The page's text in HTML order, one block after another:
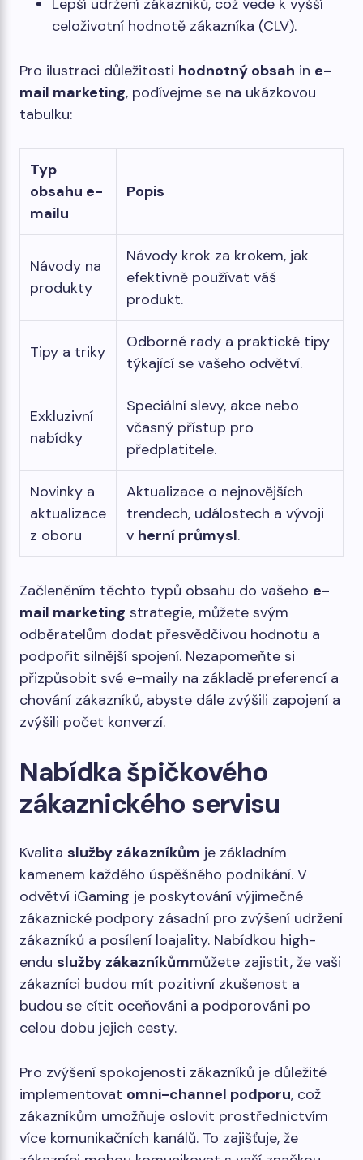
Lepší udržení zákazníků, což vede k vyšší
celoživotní hodnotě zákazníka (CLV).
Pro ilustraci důležitosti hodnotný obsah in e-
mail marketing, podívejme se na ukázkovou
tabulku:
Typ
obsahu e-
mailu
Popis
Návody na
produkty
Návody krok za krokem, jak
efektivně používat váš
produkt.
Tipy a triky
Odborné rady a praktické tipy
týkající se vašeho odvětví.
Exkluzivní
nabídky
Speciální slevy, akce nebo
včasný přístup pro
předplatitele.
Novinky a
aktualizace
z oboru
Aktualizace o nejnovějších
trendech, událostech a vývoji
v herní průmysl.
Začleněním těchto typů obsahu do vašeho e-
mail marketing strategie, můžete svým
odběratelům dodat přesvědčivou hodnotu a
podpořit silnější spojení. Nezapomeňte si
přizpůsobit své e-maily na základě preferencí a
chování zákazníků, abyste dále zvýšili zapojení a
zvýšili počet konverzí.
Nabídka špičkového
zákaznického servisu
Kvalita služby zákazníkům je základním
kamenem každého úspěšného podnikání. V
odvětví iGaming je poskytování výjimečné
zákaznické podpory zásadní pro zvýšení udržení
zákazníků a posílení loajality. Nabídkou high-
endu služby zákazníkůmmůžete zajistit, že vaši
zákazníci budou mít pozitivní zkušenost a
budou se cítit oceňováni a podporováni po
celou dobu jejich cesty.
Pro zvýšení spokojenosti zákazníků je důležité
implementovat omni-channel podporu, což
zákazníkům umožňuje oslovit prostřednictvím
více komunikačních kanálů. To zajišťuje, že